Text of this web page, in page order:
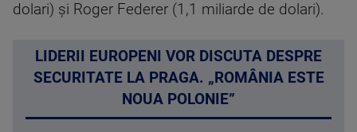
dolari) şi Roger Federer (1,1 miliarde de dolari).
LIDERII EUROPENI VOR DISCUTA DESPRE
SECURITATE LA PRAGA. „ROMÂNIA ESTE
NOUA POLONIE”